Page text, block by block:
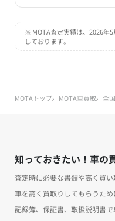
※ MOTA査定実績は、2026年
しております。
MOTAトップ MOTA車買取 全国
知っておきたい！車の
査定時に必要な書類や高く買
車を高く買取りしてもらうた
記録簿、保証書、取扱説明書